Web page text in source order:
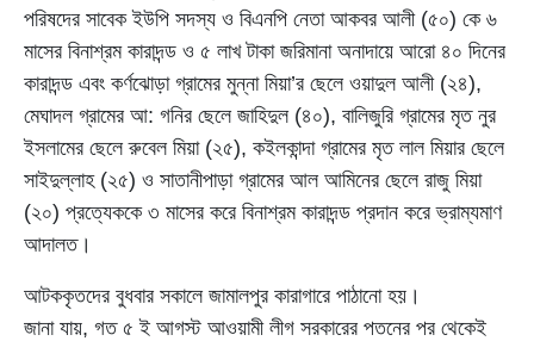
পরিষদের সাবেক ইউপি সদস্য ও বিএনপি নেতা আকবর আলী (৫০) কে ৬
মাসের বিনাশ্রম কারাদন্ড ও ৫ লাখ টাকা জরিমানা অনাদায়ে আরো ৪০ দিনের
কারাদন্ড এবং কর্ণঝোড়া গ্রামের মুন্না মিয়া’র ছেলে ওয়াদুল আলী (২৪),
মেঘাদল গ্রামের আ: গনির ছেলে জাহিদুল (৪০), বালিজুরি গ্রামের মৃত নুর
ইসলামের ছেলে রুবেল মিয়া (২৫), কইলকান্দা গ্রামের মৃত লাল মিয়ার ছেলে
সাইদুল্লাহ (২৫) ও সাতানীপাড়া গ্রামের আল আমিনের ছেলে রাজু মিয়া
(২০) প্রত্যেককে ৩ মাসের করে বিনাশ্রম কারাদন্ড প্রদান করে ভ্রাম্যমাণ
আদালত।
আটককৃতদের বুধবার সকালে জামালপুর কারাগারে পাঠানো হয়।
জানা যায়, গত ৫ ই আগস্ট আওয়ামী লীগ সরকারের পতনের পর থেকেই